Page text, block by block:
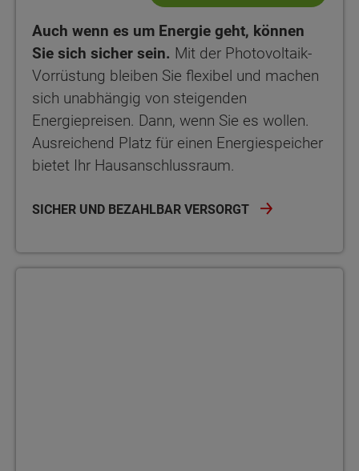
Auch wenn es um Energie geht, können
Sie sich sicher sein. Mit der Photovoltaik-
Vorrüstung bleiben Sie flexibel und machen
sich unabhängig von steigenden
Energiepreisen. Dann, wenn Sie es wollen.
Ausreichend Platz für einen Energiespeicher
bietet Ihr Hausanschlussraum.
SICHER UND BEZAHLBAR VERSORGT